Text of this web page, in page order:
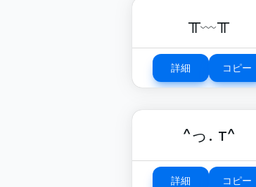
╥﹏╥
詳細 コピー
^っ. т^
詳細 コピー